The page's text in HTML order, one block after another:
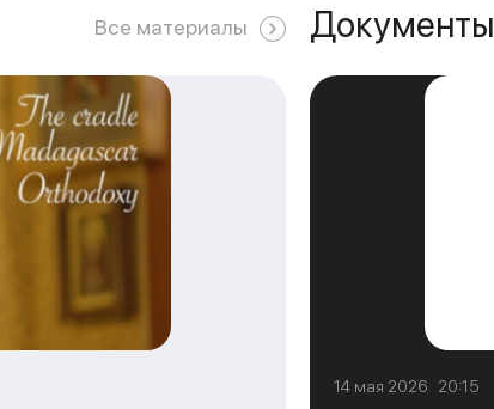
Все материалы Документы
14 мая 2026 20:15